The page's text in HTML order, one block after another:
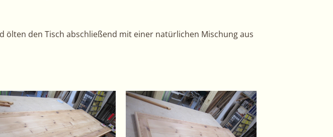
den Tisch abschließend mit einer natürlichen Mischung aus